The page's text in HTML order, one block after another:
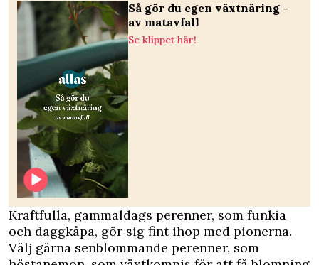
Så gör du egen växtnäring -
av matavfall
Se klippet här!
Kraftfulla, gammaldags perenner, som funkia
och daggkåpa, gör sig fint ihop med pionerna.
Välj gärna senblommande perenner, som